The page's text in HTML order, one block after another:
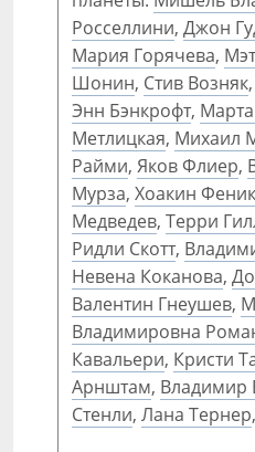
Росселлини, Джон
Мария Горячева,
Шонин, Стив Возняк,
Энн Бэнкрофт,
Метлицкая, Михаил
Райми, Яков Флиер,
Мурза, Хоакин
Медведев, Терри
Ридли Скотт,
Невена Коканова,
Валентин Гнеушев,
Владимировна
Кавальери, Кристи
Арнштам, Владимир
Стенли, Лана Тернер,